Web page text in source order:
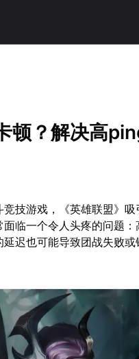
顿？解决高
技游戏，《英雄联盟》吸
临一个令人头疼的问题
迟也可能导致团战失败